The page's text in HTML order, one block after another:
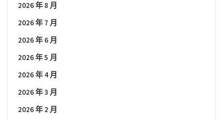
2026 年 8 月
2026 年 7 月
2026 年 6 月
2026 年 5 月
2026 年 4 月
2026 年 3 月
2026 年 2 月